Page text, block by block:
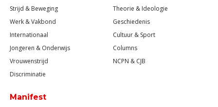
Strijd & Beweging
Werk & Vakbond
Internationaal
Jongeren & Onderwijs
Vrouwenstrijd
Discriminatie
Theorie & Ideologie
Geschiedenis
Cultuur & Sport
Columns
NCPN & CJB
Manifest